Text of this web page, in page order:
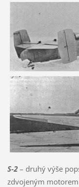
S-2– druhý výše
zdvojeným